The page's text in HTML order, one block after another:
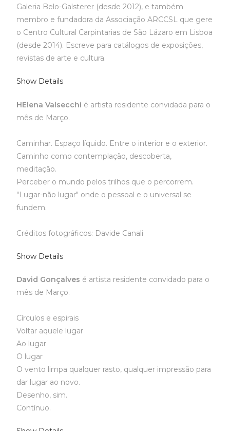
Galeria Belo-Galsterer (desde 2012), e também
membro e fundadora da Associação ARCCSL que gere
o Centro Cultural Carpintarias de São Lázaro em Lisboa
(desde 2014). Escreve para catálogos de exposições,
revistas de arte e cultura.
Show Details
HElena Valsecchi é artista residente convidada para o
mês de Março.
Caminhar. Espaço líquido. Entre o interior e o exterior.
Caminho como contemplação, descoberta,
meditação.
Perceber o mundo pelos trilhos que o percorrem.
"Lugar-não lugar" onde o pessoal e o universal se
fundem.
Créditos fotográficos: Davide Canali
Show Details
David Gonçalves é artista residente convidado para o
mês de Março.
Círculos e espirais
Voltar aquele lugar
Ao lugar
O lugar
O vento limpa qualquer rasto, qualquer impressão para
dar lugar ao novo.
Desenho, sim.
Contínuo.